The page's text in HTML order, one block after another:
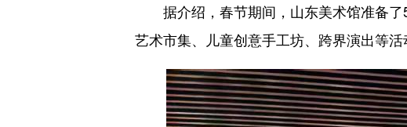
据介绍，春节期间，山东美术馆准备了5
艺术市集、儿童创意手工坊、跨界演出等活